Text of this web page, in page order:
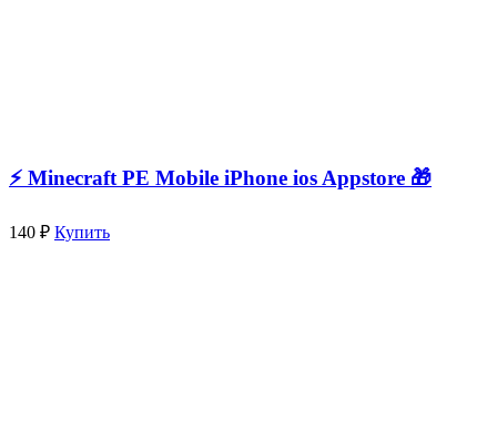
⚡️ Minecraft PE Mobile iPhone ios Appstore 🎁
140 ₽ Купить